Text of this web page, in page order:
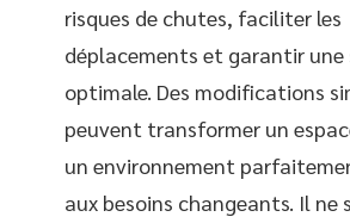
risques de chutes, faciliter les
déplacements et garantir une
optimale. Des modifications
peuvent transformer un
un environnement
aux besoins changeants. Il ne